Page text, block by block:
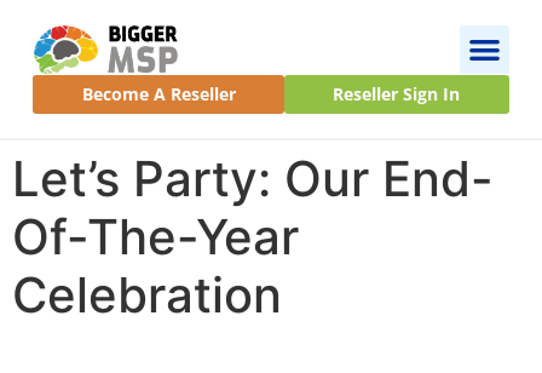
Become A Reseller Reseller Sign In
Let’s Party: Our End-
Of-The-Year
Celebration